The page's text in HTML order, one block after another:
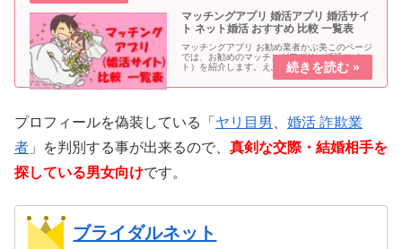
マッチングアプリ 婚活アプリ 婚活サイ
ト ネット婚活 おすすめ 比較 一覧表
マッチングアプリ お勧め業者かぶ美このページ
では、お勧めのマッチングアプリ（婚活サイ
ト）を紹介します。えふ子大半の業者は男女共
に登録は一切無料なのでまずは無料で使ってみ
てね。当ブログ管理人は以下のマッチングアプ
プロフィールを偽装している「 ヤリ目男
婚活 詐欺業
者 」を判別する事が出来るので、 真剣な交際・結婚相手を
探している男女向けです。
ブライダルネット